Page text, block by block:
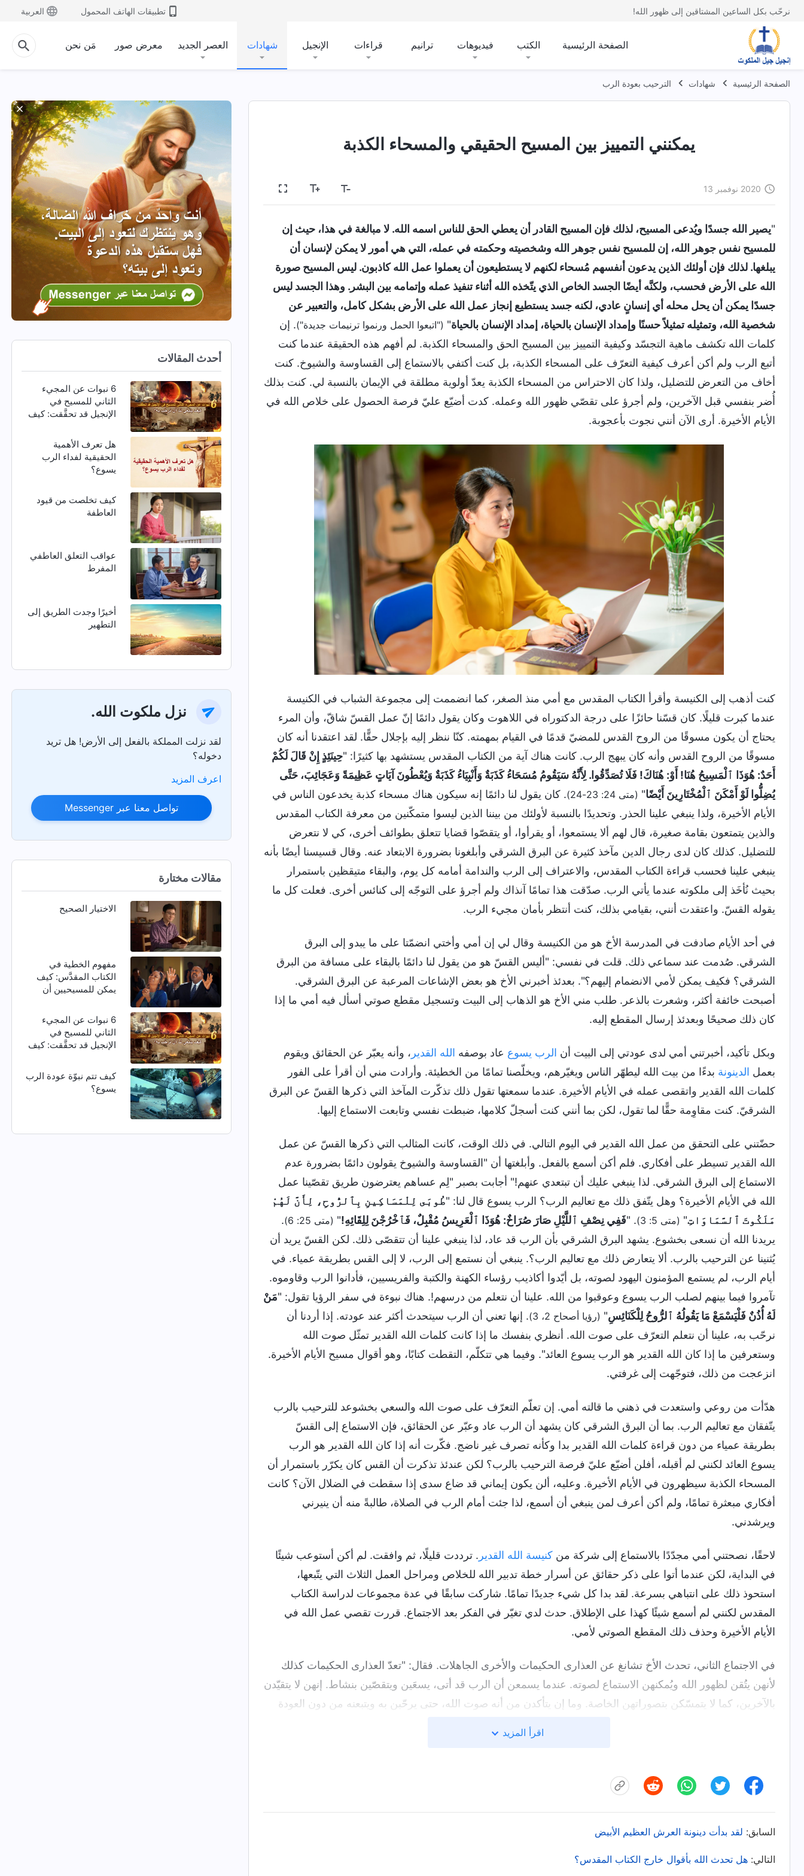
نرحّب بكل الساعين المشتاقين إلى ظهور الله! تطبيقات الهاتف المحمول العربية
الصفحة الرئيسية الكتب فيديوهات ترانيم قراءات الإنجيل شهادات العصر الجديد معرض صور مَن نحن
الصفحة الرئيسية شهادات الترحيب بعودة الرب
يمكنني التمييز بين المسيح الحقيقي والمسحاء الكذبة
2020 نوفمبر 13
"يصير الله جسدًا ويُدعى المسيح، لذلك فإن المسيح القادر أن يعطي الحق للناس اسمه الله. لا مبالغة في هذا، حيث إن
للمسيح نفس جوهر الله، إن للمسيح نفس جوهر الله وشخصيته وحكمته في عمله، التي هي أمور لا يمكن لإنسان أن
يبلغها. لذلك فإن أولئك الذين يدعون أنفسهم مُسحاء لكنهم لا يستطيعون أن يعملوا عمل الله كاذبون. ليس المسيح صورة
الله على الأرض فحسب، ولكنَّه أيضًا الجسد الخاص الذي يتّخذه الله أثناء تنفيذ عمله وإتمامه بين البشر. وهذا الجسد ليس
جسدًا يمكن أن يحل محله أي إنسانٍ عادي، لكنه جسد يستطيع إنجاز عمل الله على الأرض بشكل كامل، والتعبير عن
شخصية الله، وتمثيله تمثيلاً حسنًا وإمداد الإنسان بالحياة، إمداد الإنسان بالحياة" ("اتبعوا الحمل ورنموا ترنيمات جديدة"). إن
كلمات الله تكشف ماهية التجسّد وكيفية التمييز بين المسيح الحق والمسحاء الكذبة. لم أفهم هذه الحقيقة عندما كنت
أتبع الرب ولم أكن أعرف كيفية التعرّف على المسحاء الكذبة، بل كنت أكتفي بالاستماع إلى القساوسة والشيوخ. كنت
أخاف من التعرض للتضليل، ولذا كان الاحتراس من المسحاء الكذبة يعدّ أولوية مطلقة في الإيمان بالنسبة لي. كنت بذلك
أُضر بنفسي قبل الآخرين، ولم أجرؤ على تقصّي ظهور الله وعمله. كدت أضيّع عليّ فرصة الحصول على خلاص الله في
الأيام الأخيرة. أرى الآن أنني نجوت بأعجوبة.
كنت أذهب إلى الكنيسة وأقرأ الكتاب المقدس مع أمي منذ الصغر، كما انضممت إلى مجموعة الشباب في الكنيسة
عندما كبرت قليلًا. كان قسّنا حائزًا على درجة الدكتوراه في اللاهوت وكان يقول دائمًا إنّ عمل القسّ شاقّ، وأن المرء
يحتاج أن يكون مسوقًا من الروح القدس للمضيّ قدمًا في القيام بمهمته. كنّا ننظر إليه بإجلال حقًّا. لقد اعتقدنا أنه كان
مسوقًا من الروح القدس وأنه كان يبهج الرب. كانت هناك آية من الكتاب المقدس يستشهد بها كثيرًا: "حِينَئِذٍ إِنْ قَالَ لَكُمْ
أَحَدٌ: هُوَذَا ٱلْمَسِيحُ هُنَا! أَوْ: هُنَاكَ! فَلَا تُصَدِّقُوا. لِأَنَّهُ سَيَقُومُ مُسَحَاءُ كَذَبَةٌ وَأَنْبِيَاءُ كَذَبَةٌ وَيُعْطُونَ آيَاتٍ عَظِيمَةً وَعَجَائِبَ، حَتَّى
يُضِلُّوا لَوْ أَمْكَنَ ٱلْمُخْتَارِينَ أَيْضًا" (متى 24: 23-24)
. كان يقول لنا دائمًا إنه سيكون هناك مسحاء كذبة يخدعون الناس في
الأيام الأخيرة، ولذا ينبغي علينا الحذر. وتحديدًا بالنسبة لأولئك من بيننا الذين ليسوا متمكّنين من معرفة الكتاب المقدس
والذين يتمتعون بقامة صغيرة، قال لهم ألا يستمعوا، أو يقرأوا، أو يتقصّوا قضايا تتعلق بطوائف أخرى، كي لا نتعرض
للتضليل. كذلك كان لدى رجال الدين مآخذ كثيرة عن البرق الشرقي وأبلغونا بضرورة الابتعاد عنه. وقال قسيسنا أيضًا بأنه
ينبغي علينا فحسب قراءة الكتاب المقدس، والاعتراف إلى الرب والندامة أمامه كل يوم، والبقاء متيقظين باستمرار
بحيث نُأخَذ إلى ملكوته عندما يأتي الرب. صدّقت هذا تمامًا آنذاك ولم أجرؤ على التوجّه إلى كنائس أخرى. فعلت كل ما
يقوله القسّ. واعتقدت أنني، بقيامي بذلك، كنت أنتظر بأمان مجيء الرب.
في أحد الأيام صادفت في المدرسة الأخ هو من الكنيسة وقال لي إن أمي وأختي انضمّتا على ما يبدو إلى البرق
الشرقي. صُدمت عند سماعي ذلك. قلت في نفسي: "أليس القسّ هو من يقول لنا دائمًا بالبقاء على مسافة من البرق
الشرقي؟ فكيف يمكن لأمي الانضمام إليهم؟". بعدئذ أخبرني الأخ هو بعض الإشاعات المرعبة عن البرق الشرقي.
أصبحت خائفة أكثر، وشعرت بالذعر. طلب مني الأخ هو الذهاب إلى البيت وتسجيل مقطع صوتي أسأل فيه أمي ما إذا
كان ذلك صحيحًا وبعدئذ إرسال المقطع إليه.
وبكل تأكيد، أخبرتني أمي لدى عودتي إلى البيت أن الرب يسوع عاد بوصفه الله القدير ، وأنه يعبّر عن الحقائق ويقوم
بعمل الدينونة بدءًا من بيت الله ليطهّر الناس ويغيّرهم، ويخلّصنا تمامًا من الخطيئة. وأرادت مني أن أقرأ على الفور
كلمات الله القدير واتقصى عمله في الأيام الأخيرة. عندما سمعتها تقول ذلك تذكّرت المآخذ التي ذكرها القسّ عن البرق
الشرقيّ. كنت مقاوِمة حقًّا لما تقول، لكن بما أنني كنت أسجلّ كلامها، ضبطت نفسي وتابعت الاستماع إليها.
حضّتني على التحقق من عمل الله القدير في اليوم التالي. في ذلك الوقت، كانت المثالب التي ذكرها القسّ عن عمل
الله القدير تسيطر على أفكاري. فلم أكن أسمع بالفعل. وأبلغتها أن "القساوسة والشيوخ يقولون دائمًا بضرورة عدم
الاستماع إلى البرق الشرقي. لذا ينبغي عليك أن تبتعدي عنهم!" أجابت بصبر "لِم عساهم يعترضون طريق تقصّينا عمل
الله في الأيام الأخيرة؟ وهل يتّفق ذلك مع تعاليم الرب؟ الرب يسوع قال لنا: "طُوبَى لِلْمَسَاكِينِ بِٱلرُّوحِ، لِأَنَّ لَهُمْ
مَلَكُوتَ ٱلسَّمَاوَاتِ" (متى 5: 3) . "فَفِي نِصْفِ ٱللَّيْلِ صَارَ صُرَاخٌ: هُوَذَا ٱلْعَرِيسُ مُقْبِلٌ، فَٱخْرُجْنَ لِلِقَائِهِ!" (متى 25: 6)
.
يريدنا الله أن نسعى بخشوع. يشهد البرق الشرقي بأن الرب قد عاد، لذا ينبغي علينا أن تتقصّى ذلك. لكن القسّ يريد أن
يُثنينا عن الترحيب بالرب. ألا يتعارض ذلك مع تعاليم الرب؟. ينبغي أن نستمع إلى الرب، لا إلى القس بطريقة عمياء. في
أيام الرب، لم يستمع المؤمنون اليهود لصوته، بل أيّدوا أكاذيب رؤساء الكهنة والكتبة والفريسيين، فأدانوا الرب وقاوموه.
تآمروا فيما بينهم لصلب الرب يسوع وعوقبوا من الله. علينا أن نتعلم من درسهم!. هناك نبوءة في سفر الرؤيا تقول: "مَنْ
لَهُ أُذُنٌ فَلْيَسْمَعْ مَا يَقُولُهُ ٱلرُّوحُ لِلْكَنَائِسِ" (رؤيا أصحاح 2، 3)
. إنها تعني أن الرب سيتحدث أكثر عند عودته. إذا أردنا أن
نرحّب به، علينا أن نتعلم التعرّف على صوت الله. أنظري بنفسك ما إذا كانت كلمات الله القدير تمثّل صوت الله
وستعرفين ما إذا كان الله القدير هو الرب يسوع العائد". وفيما هي تتكلّم، التقطت كتابًا، وهو أقوال مسيح الأيام الأخيرة.
انزعجت من ذلك، فتوجّهت إلى غرفتي.
هدّأت من روعي واستعدت في ذهني ما قالته أمي. إن تعلّم التعرّف على صوت الله والسعي بخشوعد للترحيب بالرب
يتّفقان مع تعاليم الرب. بما أن البرق الشرقي كان يشهد أن الرب عاد وعبّر عن الحقائق، فإن الاستماع إلى القسّ
بطريقة عمياء من دون قراءة كلمات الله القدير بدا وكأنه تصرف غير ناضج. فكّرت أنه إذا كان الله القدير هو الرب
يسوع العائد لكنني لم أقبله، أفلن أضيّع عليّ فرصة الترحيب بالرب؟ لكن عندئذ تذكرت أن القس كان يكرّر باستمرار أن
المسحاء الكذبة سيظهرون في الأيام الأخيرة. وعليه، ألن يكون إيماني قد ضاع سدى إذا سقطت في الضلال الآن؟ كانت
أفكاري مبعثرة تمامًا، ولم أكن أعرف لمن ينبغي أن أسمع، لذا جئت أمام الرب في الصلاة، طالبةً منه أن ينيرني
ويرشدني.
لاحقًا، نصحتني أمي مجدّدًا بالاستماع إلى شركة من كنيسة الله القدير . ترددت قليلًا، ثم وافقت. لم أكن أستوعب شيئًا
في البداية، لكن عندما أتوا على ذكر حقائق عن أسرار خطة تدبير الله للخلاص ومراحل العمل الثلاث التي يتّبعها،
استحوذ ذلك على انتباهي بسرعة. لقد بدا كل شيء جديدًا تمامًا. شاركت سابقًا في عدة مجموعات لدراسة الكتاب
المقدس لكنني لم أسمع شيئًا كهذا على الإطلاق. حدث لدي تغيّر في الفكر بعد الاجتماع. قررت تقصي عمل الله في
الأيام الأخيرة وحذف ذلك المقطع الصوتي لأمي.
في الاجتماع الثاني، تحدث الأخ تشانغ عن العذارى الحكيمات والأخرى الجاهلات. فقال: "تعدّ العذارى الحكيمات كذلك
لأنهن يتُقن لظهور الله ويُمكنهن الاستماع لصوته. عندما يسمعن أن الرب قد أتى، يسعَين ويتقصّين بنشاط. إنهن لا يتقيّدن
بالآخرين، كما لا يتمسّكن بتصوراتهن الخاصة. وما إن يتأكدن من أنه صوت الله، حتى يرحّبن به ويتبعنه من دون العودة
إلى حسن التمييز ولا يحبِبن الحق. ولا يحاولن الاستماع إلى صوت الرب للترحيب به، بل يحببن المكانة والسلطة،
آذانهن ويغلقن أبوابهن. إنهن جاهلات. بعض الأشخاص يتعرّفون على صوت الله لكنهم لا يجرؤون على اتباعه، مخافة أن
يرفضهم الناس وأن تقوم كنائسهم بنبذهم. إنهم لا يسعون إطلاقًا وراء الحق، فكيف يمكنهم الترحيب بعودة الرب؟".
عندما سمعت ذلك، استيقظت. رأيت أنني كنت أكتفي بالاستماع إلى القساوسة والشيوخ لفترة طويلة، دون أن أتجرّأ
على تقصّي عمل الله القدير في الأيام الأخيرة. بيد أنه إذا كان الله القدير هو حقًّا الرب يسوع العائد لكنني لم أقبل به، ألا
اقرأ المزيد
السابق: لقد بدأت دينونة العرش العظيم الأبيض
التالي: هل تحدث الله بأقوال خارج الكتاب المقدس؟
أحدث المقالات
6 نبوات عن المجيء
الثاني للمسيح في
الإنجيل قد تحقَّقت: كيف
هل تعرف الأهمية
الحقيقية لفداء الرب
يسوع؟
كيف تخلصت من قيود
العاطفة
عواقب التعلق العاطفي
المفرط
أخيرًا وجدت الطريق إلى
التطهير
نزل ملكوت الله.
لقد نزلت المملكة بالفعل إلى الأرض! هل تريد
دخوله؟
اعرف المزيد
تواصل معنا عبر Messenger
مقالات مختارة
الاختيار الصحيح
مفهوم الخطية في
الكتاب المقدَّس: كيف
يمكن للمسيحيين أن
6 نبوات عن المجيء
الثاني للمسيح في
الإنجيل قد تحقَّقت: كيف
كيف تتم نبوّة عودة الرب
يسوع؟